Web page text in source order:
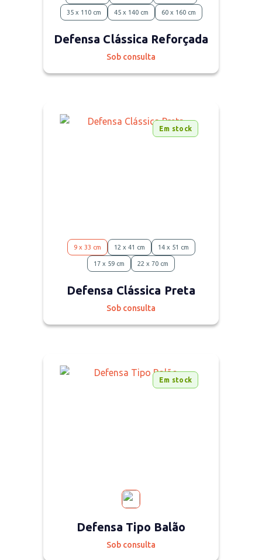
35 x 110 cm 45 x 140 cm 60 x 160 cm
Defensa Clássica Reforçada
Sob consulta
Em stock
9 x 33 cm 12 x 41 cm 14 x 51 cm
17 x 59 cm 22 x 70 cm
Defensa Clássica Preta
Sob consulta
Em stock
Defensa Tipo Balão
Sob consulta